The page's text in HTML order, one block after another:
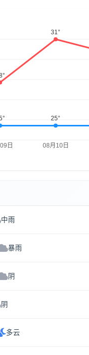
中雨
暴雨
阴
阴
多云